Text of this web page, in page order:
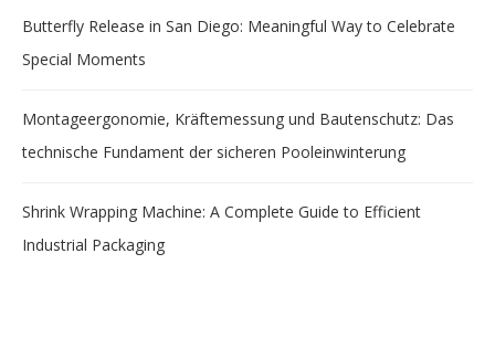
Butterfly Release in San Diego: Meaningful Way to Celebrate
Special Moments
Montageergonomie, Kräftemessung und Bautenschutz: Das
technische Fundament der sicheren Pooleinwinterung
Shrink Wrapping Machine: A Complete Guide to Efficient
Industrial Packaging